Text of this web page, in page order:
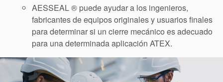
AESSEAL ® puede ayudar a los ingenieros,
fabricantes de equipos originales y usuarios finales
para determinar si un cierre mecánico es adecuado
para una determinada aplicación ATEX.